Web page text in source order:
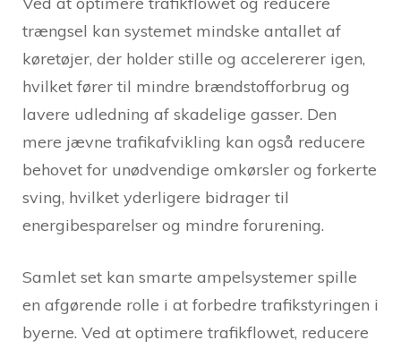
trængsel kan systemet mindske antallet af
køretøjer, der holder stille og accelererer igen,
hvilket fører til mindre brændstofforbrug og
lavere udledning af skadelige gasser. Den
mere jævne trafikafvikling kan også reducere
behovet for unødvendige omkørsler og forkerte
sving, hvilket yderligere bidrager til
energibesparelser og mindre forurening.
Samlet set kan smarte ampelsystemer spille
en afgørende rolle i at forbedre trafikstyringen i
byerne. Ved at optimere trafikflowet, reducere